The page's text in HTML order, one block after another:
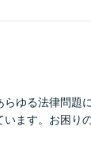
ゆる法律問題
ます。お困り